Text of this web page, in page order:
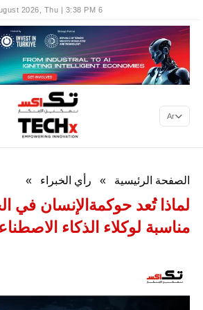
6 August 2026, Thu | 3:38 PM
Ar
الصفحة الرئيسية » رأي الخبراء »
لماذا تُعد حوكمةالإنسان في
مناسبة لوكلاء الذكاء